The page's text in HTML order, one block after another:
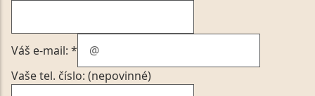
Váš e-mail: *
Vaše tel. číslo: (nepovinné)